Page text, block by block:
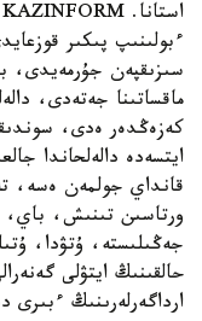
ءبولىنىپ پىكىر
سىزىقپەن جۇرمەيدى،
ماقساتىنا جەتەدى،
كەزەڭدەر ەدى،
ايتسەدە دالەلحاندا
قانداي جولمەن ەسە،
ورتاسىن تىنىش، باي،
جەڭىلىستە، ۇتۋدا،
حالقىنىڭ ايتۋلى
ارداگەرلەرىنىڭ